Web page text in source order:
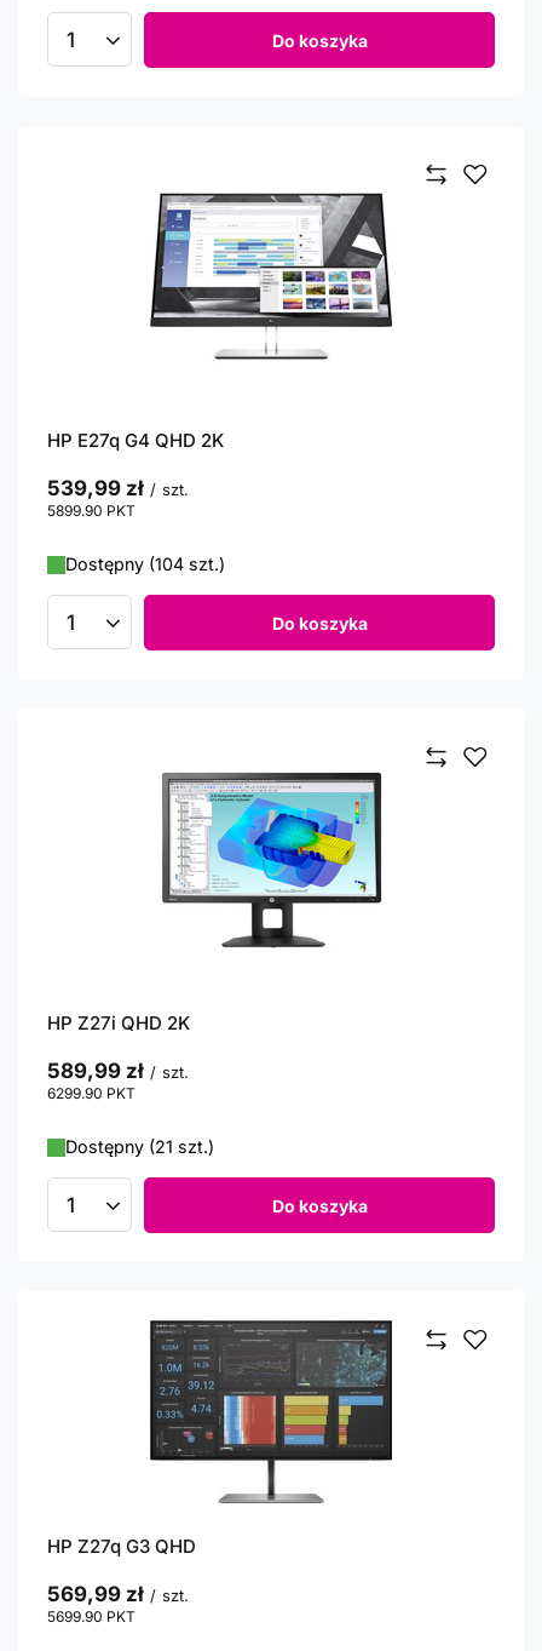
Ilość produktów Do koszyka
HP E27q G4 QHD 2K
539,99 zł / szt.
5899.90 PKT
Dostępny (104 szt.)
Ilość produktów Do koszyka
HP Z27i QHD 2K
589,99 zł / szt.
6299.90 PKT
Dostępny (21 szt.)
Ilość produktów Do koszyka
HP Z27q G3 QHD
569,99 zł / szt.
5699.90 PKT